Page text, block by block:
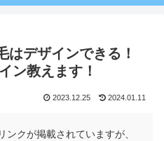
はデザインできる！
ン教えます！
2023.12.25 2024.01.11
クが掲載されていますが、